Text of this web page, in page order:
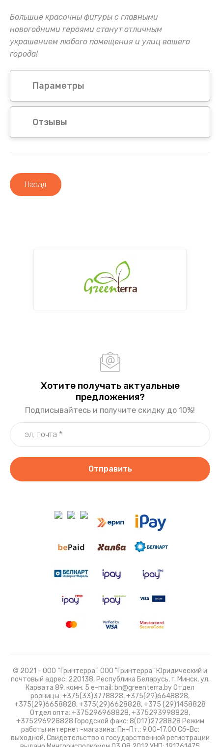
Большие красочны фигуры с главными
новогодними героями станут отличным
украшением любого помещения и улиц вашего
города!
Параметры
Отзывы
Назад
Хотите получать актуальные
предложения?
Подписывайтесь и получите скидку до 10%!
Отправить
© 2021 - ООО “Гринтерра”. ООО "Гринтерра" Юридический и
почтовый адрес: 220138, Республика Беларусь, г. Минск, ул.
Карвата 89, комн. 5 e-mail: bn@greenterra.by Отдел
розницы: +375(33)3778828, +375(29)6648828,
+375(29)6658828, +375(29)6628828, +375 (29)1458828
Отдел опта: +375296968828, +375293998828,
+375296928828 Городской факс: 8(017)2728828 Режим
работы интернет-магазина: Пн-Пт.: 9.00-17.00 Сб-Вс:
выходной. Свидетельство о государственной регистрации